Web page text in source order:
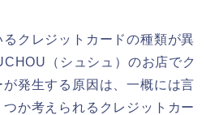
るクレジットカードの種類が異
（シュシュ）のお店でク
発生する原因は、一概には言
か考えられるクレジットカー